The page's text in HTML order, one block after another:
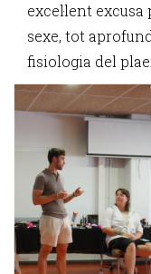
excel·lent
sexe, tot
fisiologia del